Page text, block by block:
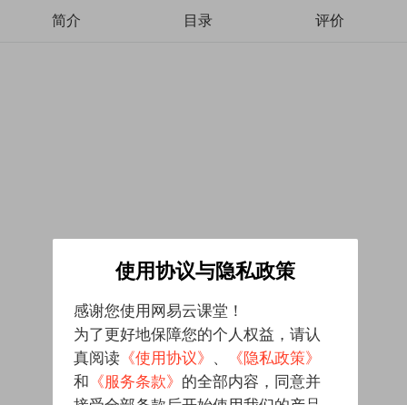
简介 目录 评价
使用协议与隐私政策
感谢您使用网易云课堂！
为了更好地保障您的个人权益，请认
真阅读 《使用协议》 、
《隐私政策》
和 《服务条款》 的全部内容，同意并